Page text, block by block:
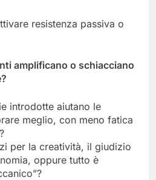
resistenza passiva o
amplificano o schiacciano
introdotte aiutano le
meglio, con meno fatica
per la creatività, il giudizio
oppure tutto è